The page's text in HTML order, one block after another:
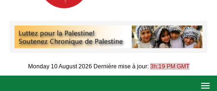
Monday 10 August 2026 Dernière mise à jour: 3h:19 PM GMT